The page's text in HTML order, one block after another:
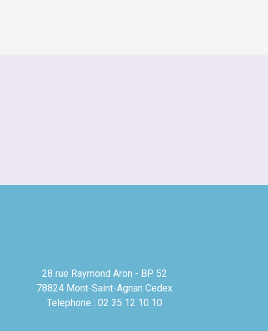
28 rue Raymond Aron - BP 52
78824 Mont-Saint-Agnan Cedex
Telephone : 02 35 12 10 10